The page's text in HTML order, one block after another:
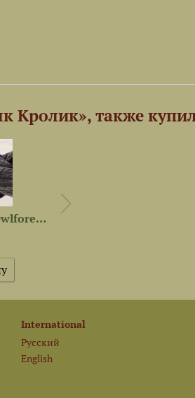
Кролик», также
Мулине Owlforest 3104 —...
International
Русский
English